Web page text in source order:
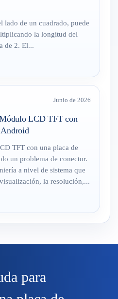
lado de un cuadrado, puede
la longitud del
de 2. El...
Junio de 2026
LCD TFT con
Android
TFT con una placa de
un problema de conector.
a nivel de sistema que
la resolución,...
para